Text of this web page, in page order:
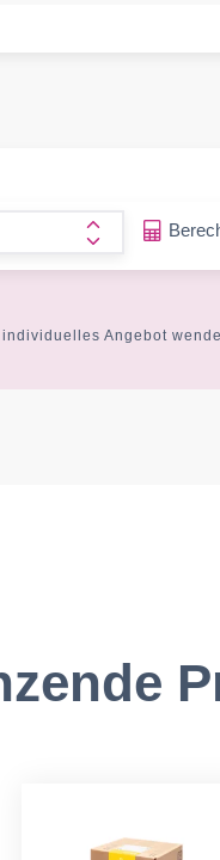
form.increase-
Angebot